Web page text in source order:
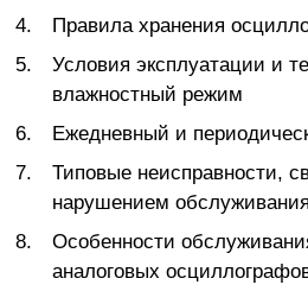
Правила хранения
Условия эксплуатации и
влажностный режим
Ежедневный и
Типовые неисправности,
нарушением
Особенности
аналоговых